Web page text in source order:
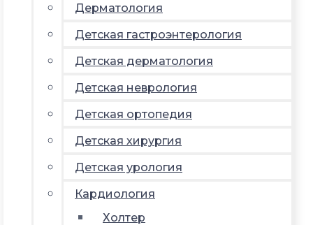
Дерматология
Детская гастроэнтерология
Детская дерматология
Детская неврология
Детская ортопедия
Детская хирургия
Детская урология
Кардиология
Холтер